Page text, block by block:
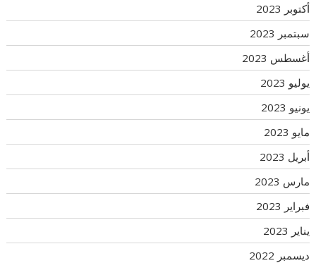
أكتوبر 2023
سبتمبر 2023
أغسطس 2023
يوليو 2023
يونيو 2023
مايو 2023
أبريل 2023
مارس 2023
فبراير 2023
يناير 2023
ديسمبر 2022